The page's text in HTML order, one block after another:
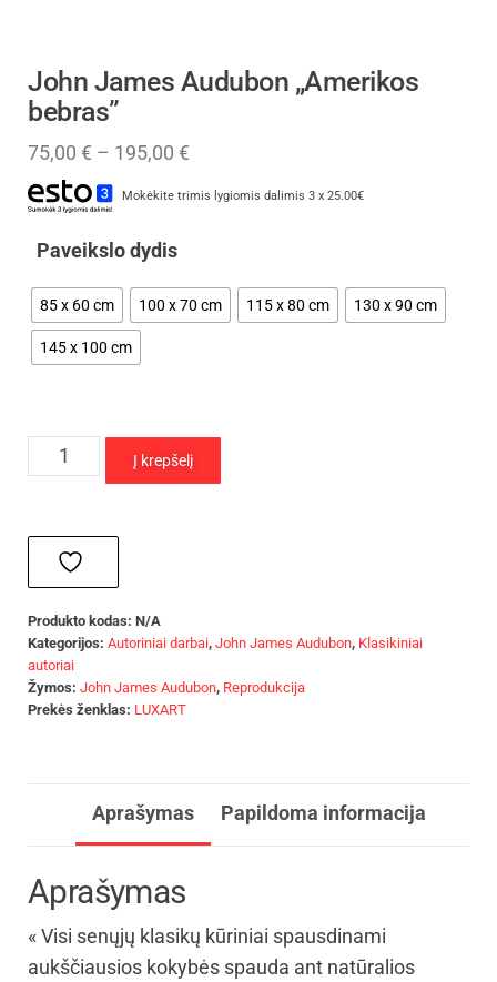
John James Audubon „Amerikos
bebras”
75,00 € – 195,00 €
Mokėkite trimis lygiomis dalimis 3 x 25.00€
Paveikslo dydis
85 x 60 cm 100 x 70 cm 115 x 80 cm 130 x 90 cm
145 x 100 cm
Į krepšelį
Produkto kodas: N/A
Kategorijos: Autoriniai darbai, John James Audubon, Klasikiniai
autoriai
Žymos: John James Audubon, Reprodukcija
Prekės ženklas: LUXART
Aprašymas Papildoma informacija
Aprašymas
« Visi senųjų klasikų kūriniai spausdinami
aukščiausios kokybės spauda ant natūralios